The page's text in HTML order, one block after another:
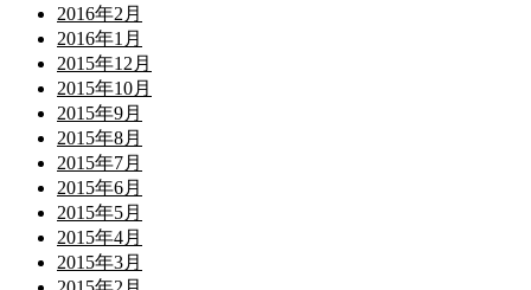
2016年2月
2016年1月
2015年12月
2015年10月
2015年9月
2015年8月
2015年7月
2015年6月
2015年5月
2015年4月
2015年3月